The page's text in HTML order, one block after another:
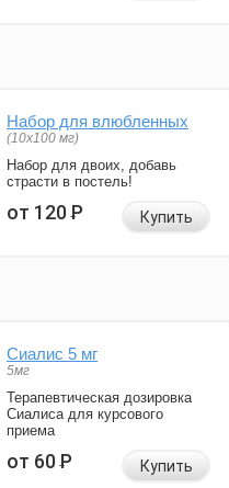
Набор для влюбленных
(10х100 мг)
Набор для двоих, добавь
страсти в постель!
от 120Р Купить
Сиалис 5 мг
5мг
Терапевтическая дозировка
Сиалиса для курсового
приема
от 60Р Купить